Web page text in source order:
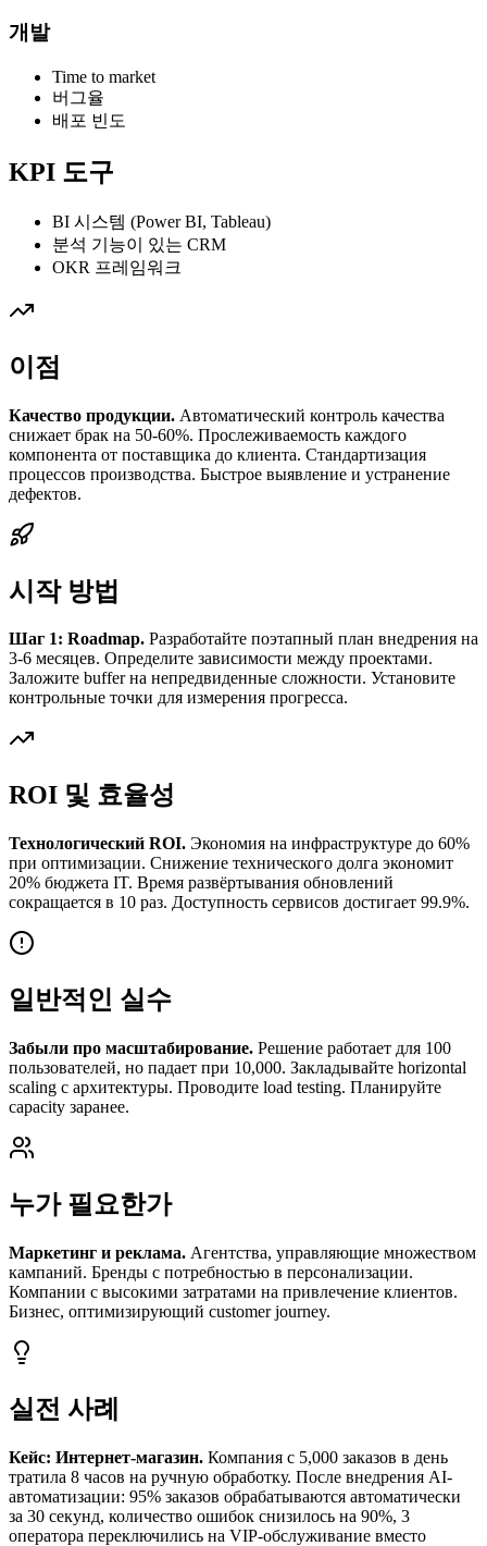
개발
Time to market
버그율
배포 빈도
KPI 도구
BI 시스템 (Power BI, Tableau)
분석 기능이 있는 CRM
OKR 프레임워크
이점
Качество продукции. Автоматический контроль качества
снижает брак на 50-60%. Прослеживаемость каждого
компонента от поставщика до клиента. Стандартизация
процессов производства. Быстрое выявление и устранение
дефектов.
시작 방법
Шаг 1: Roadmap. Разработайте поэтапный план внедрения на
3-6 месяцев. Определите зависимости между проектами.
Заложите buffer на непредвиденные сложности. Установите
контрольные точки для измерения прогресса.
ROI 및 효율성
Технологический ROI. Экономия на инфраструктуре до 60%
при оптимизации. Снижение технического долга экономит
20% бюджета IT. Время развёртывания обновлений
сокращается в 10 раз. Доступность сервисов достигает 99.9%.
일반적인 실수
Забыли про масштабирование. Решение работает для 100
пользователей, но падает при 10,000. Закладывайте horizontal
scaling с архитектуры. Проводите load testing. Планируйте
capacity заранее.
누가 필요한가
Маркетинг и реклама. Агентства, управляющие множеством
кампаний. Бренды с потребностью в персонализации.
Компании с высокими затратами на привлечение клиентов.
Бизнес, оптимизирующий customer journey.
실전 사례
Кейс: Интернет-магазин. Компания с 5,000 заказов в день
тратила 8 часов на ручную обработку. После внедрения AI-
автоматизации: 95% заказов обрабатываются автоматически
за 30 секунд, количество ошибок снизилось на 90%, 3
оператора переключились на VIP-обслуживание вместо